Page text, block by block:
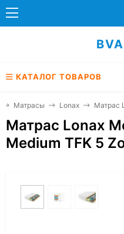
КАТАЛОГ ТОВАРОВ
Матрасы Lonax Матрас
Матрас Lonax
Medium TFK 5